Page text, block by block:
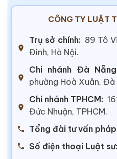
CÔNG TY LUẬT
Trụ sở chính: 89 Tô
Đình, Hà Nội.
Chi nhánh Đà
phường Hoà Xuân, Đà
Chi nhánh TPHCM:
Đức Nhuận, TPHCM.
Tổng đài tư vấn
Số điện thoại Luật sư: